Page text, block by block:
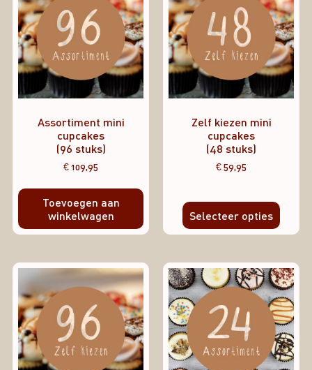
Assortiment mini
cupcakes
(96 stuks)
€109,95
Toevoegen aan
winkelwagen
Zelf kiezen mini
cupcakes
(48 stuks)
€59,95
Selecteer opties